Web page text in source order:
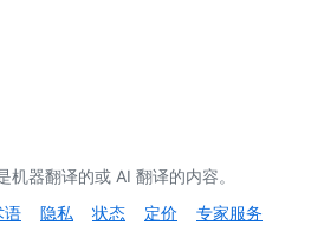
机器翻译的或 AI 翻译的内容。
语 隐私 状态 定价 专家服务